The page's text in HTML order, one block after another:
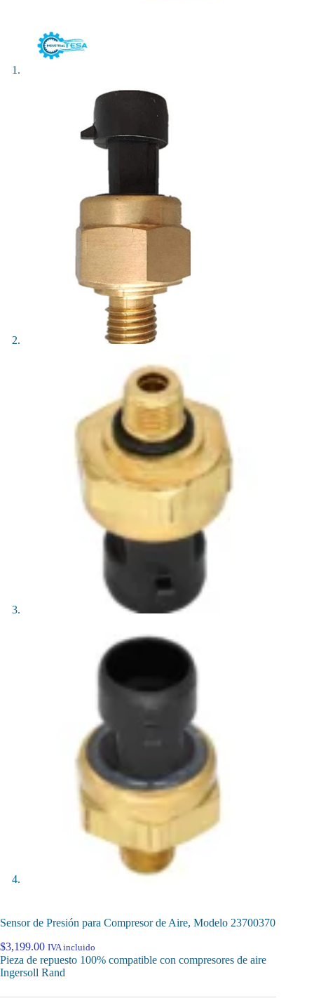
Sensor de Presión para Compresor de Aire, Modelo 23700370
$3,199.00 IVA incluido
Pieza de repuesto 100% compatible con compresores de aire
Ingersoll Rand